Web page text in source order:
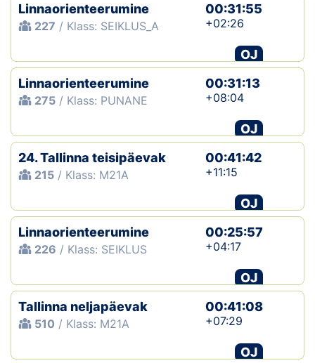
Linnaorienteerumine
227 / Klass: SEIKLUS_A
00:31:55
+02:26
OJ
Linnaorienteerumine
275 / Klass: PUNANE
00:31:13
+08:04
OJ
24. Tallinna teisipäevak
215 / Klass: M21A
00:41:42
+11:15
OJ
Linnaorienteerumine
226 / Klass: SEIKLUS
00:25:57
+04:17
OJ
Tallinna neljapäevak
510 / Klass: M21A
00:41:08
+07:29
OJ